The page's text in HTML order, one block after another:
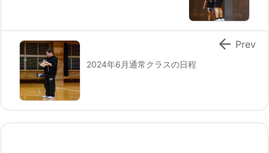
2024年6月通常クラスの日程
 Prev